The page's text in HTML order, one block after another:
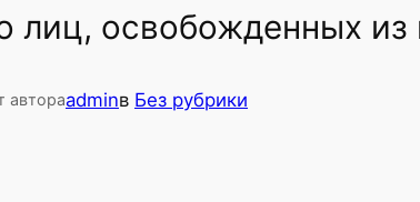
лиц, освобожденных
автораadminв Без рубрики